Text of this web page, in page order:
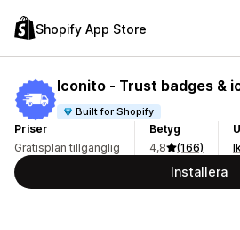
Shopify App Store
Iconito ‑ Trust badges &
Built for Shopify
Priser
Gratisplan tillgänglig
Betyg
4,8
(166)
Installera